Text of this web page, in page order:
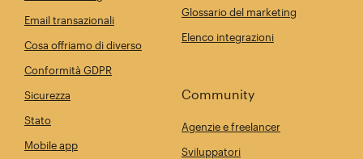
Email transazionali
Cosa offriamo di diverso
Conformità GDPR
Sicurezza
Stato
Mobile app
Glossario del marketing
Elenco integrazioni
Community
Agenzie e freelancer
Sviluppatori